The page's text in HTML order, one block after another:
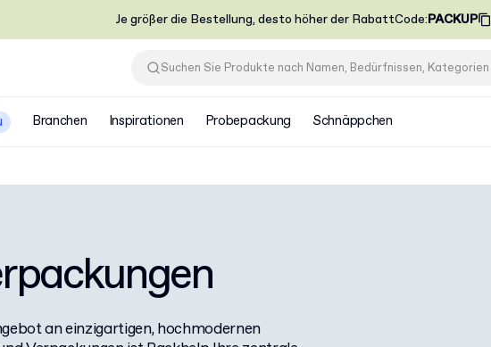
Je größer die Bestellung, desto höher der RabattCode:PACKUP
Branchen Inspirationen Probepackung Schnäppchen
an einzigartigen, hochmodernen